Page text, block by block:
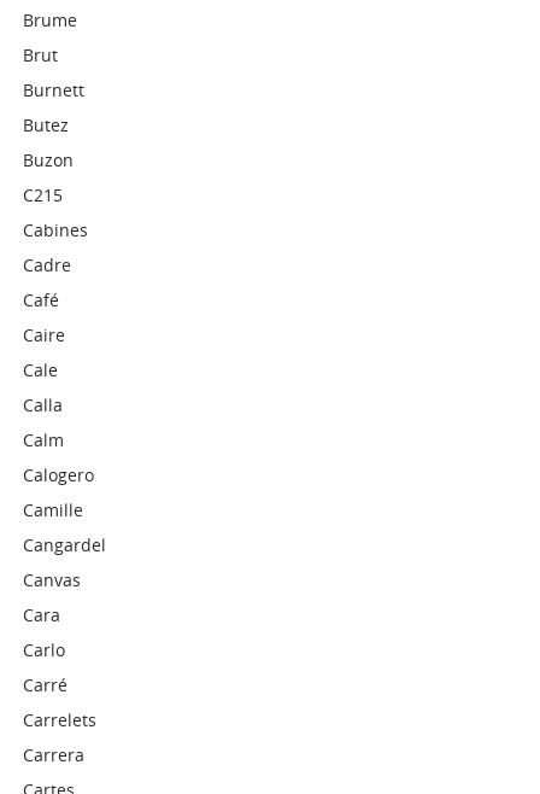
Brume
Brut
Burnett
Butez
Buzon
C215
Cabines
Cadre
Café
Caire
Cale
Calla
Calm
Calogero
Camille
Cangardel
Canvas
Cara
Carlo
Carré
Carrelets
Carrera